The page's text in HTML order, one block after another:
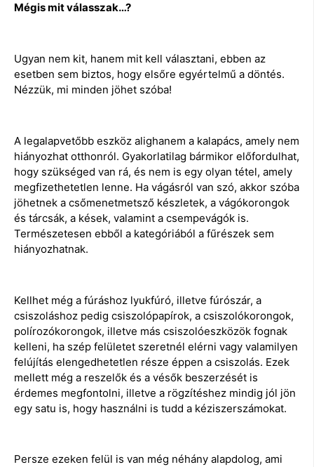
Mégis mit válasszak…?
Ugyan nem kit, hanem mit kell választani, ebben az
esetben sem biztos, hogy elsőre egyértelmű a döntés.
Nézzük, mi minden jöhet szóba!
A legalapvetőbb eszköz alighanem a kalapács, amely nem
hiányozhat otthonról. Gyakorlatilag bármikor előfordulhat,
hogy szükséged van rá, és nem is egy olyan tétel, amely
megfizethetetlen lenne. Ha vágásról van szó, akkor szóba
jöhetnek a csőmenetmetsző készletek, a vágókorongok
és tárcsák, a kések, valamint a csempevágók is.
Természetesen ebből a kategóriából a fűrészek sem
hiányozhatnak.
Kellhet még a fúráshoz lyukfúró, illetve fúrószár, a
csiszoláshoz pedig csiszolópapírok, a csiszolókorongok,
polírozókorongok, illetve más csiszolóeszközök fognak
kelleni, ha szép felületet szeretnél elérni vagy valamilyen
felújítás elengedhetetlen része éppen a csiszolás. Ezek
mellett még a reszelők és a vésők beszerzését is
érdemes megfontolni, illetve a rögzítéshez mindig jól jön
egy satu is, hogy használni is tudd a kéziszerszámokat.
Persze ezeken felül is van még néhány alapdolog, ami